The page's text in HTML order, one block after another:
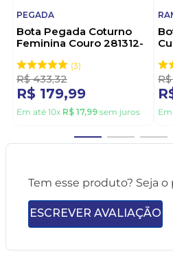
PEGADA
Bota Pegada Coturno
Feminina Couro 281312-
3
R$ 433,32
R$ 179,99
Em até 10x R$ 17,99 sem juros
R$
Tem esse produto? Seja o
ESCREVER AVALIAÇÃO